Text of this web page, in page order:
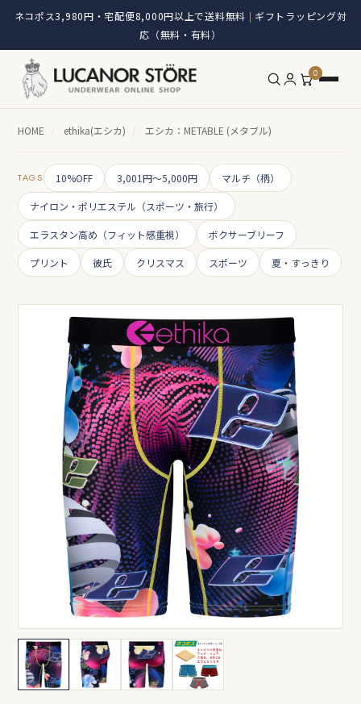
ネコポス3,980円・宅配便8,000円以上で送料無料 | ギフトラッピング対
応（無料・有料）
0
HOME / ethika(エシカ) / エシカ：METABLE (メタブル)
TAGS 10%OFF 3,001円～5,000円 マルチ（柄）
ナイロン・ポリエステル（スポーツ・旅行）
エラスタン高め（フィット感重視） ボクサーブリーフ
プリント 彼氏 クリスマス スポーツ 夏・すっきり